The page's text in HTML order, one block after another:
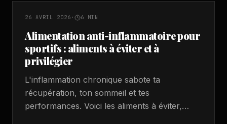
NUTRITION RÉCUPÉRATION
26 AVRIL 2026 · 6 MIN
Alimentation anti-inflammatoire pour
sportifs : aliments à éviter et à
privilégier
L'inflammation chronique sabote ta
récupération, ton sommeil et tes
performances. Voici les aliments à éviter,